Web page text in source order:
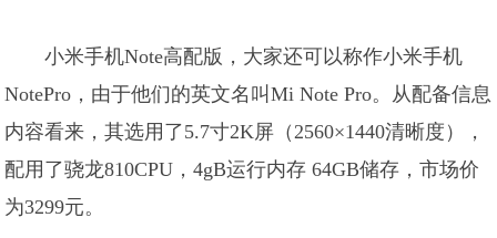
小米手机Note高配版，大家还可以称作小米手机
NotePro，由于他们的英文名叫Mi Note Pro。从配备信息
内容看来，其选用了5.7寸2K屏（2560×1440清晰度），
配用了骁龙810CPU，4gB运行内存 64GB储存，市场价
为3299元。